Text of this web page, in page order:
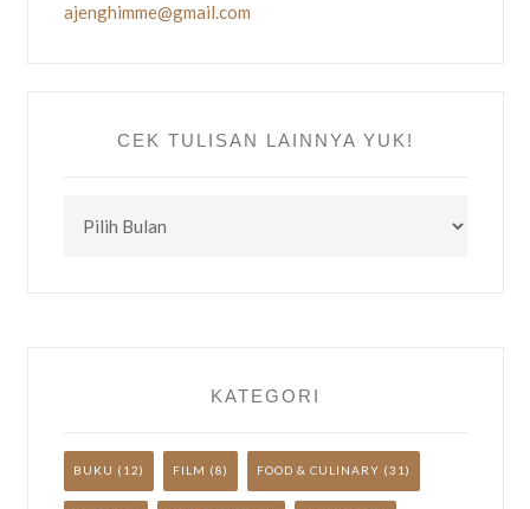
ajenghimme@gmail.com
CEK TULISAN LAINNYA YUK!
TULISAN
KATEGORI
BUKU (12) FILM (8) FOOD & CULINARY (31)